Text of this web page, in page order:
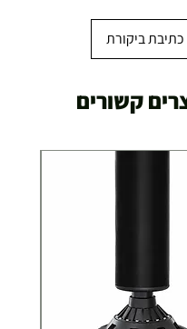
כתיבת ביקורת
קשורים